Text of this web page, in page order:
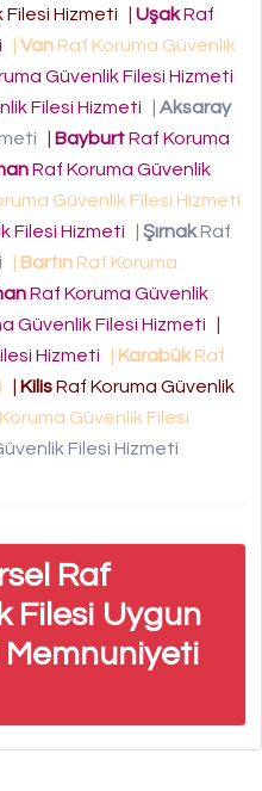
Filesi Hizmeti UşakRaf
Van Raf Koruma Güvenlik
Güvenlik Filesi Hizmeti
Filesi Hizmeti
Aksaray
BayburtRaf Koruma
Raf Koruma Güvenlik
Güvenlik Filesi Hizmeti
Filesi Hizmeti ŞırnakRaf
Bartın Raf Koruma
Raf Koruma Güvenlik
Güvenlik Filesi Hizmeti
Hizmeti KarabükRaf
KilisRaf Koruma Güvenlik
Güvenlik Filesi
Filesi Hizmeti
Raf
Filesi Uygun
Memnuniyeti